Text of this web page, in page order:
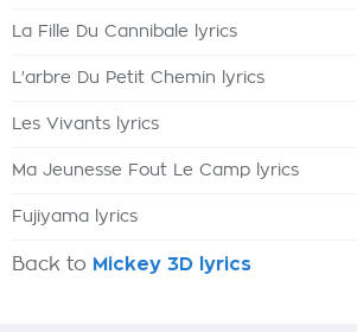
La Fille Du Cannibale lyrics
L'arbre Du Petit Chemin lyrics
Les Vivants lyrics
Ma Jeunesse Fout Le Camp lyrics
Fujiyama lyrics
Back to Mickey 3D lyrics